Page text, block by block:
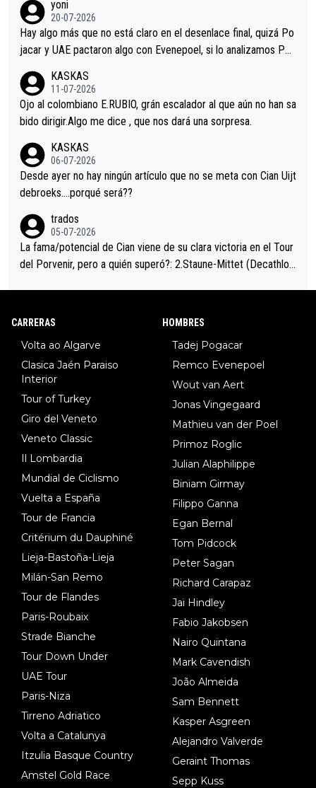
permaneció pegado a su rueda. Parecía increíble la forma en l
a que era capaz de controlar el miedo", recordó."
yoni
20-07-2026
Hay algo más que no está claro en el desenlace final, quizá Po
jacar y UAE pactaron algo con Evenepoel, si lo analizamos Poj
i sin pedalear, luego está el saludo con Evenepoel dándose la
mano de una manera muy fraternal, más allá de los típicos toqu
es en el hombro con que saludaba a Vingegard. Ahí hubo una in
eta, a ver si por querer poner a Del Toro con calzador en posi
ción de podio UAE y Pojacar se van complicar el tour.
KASKAS
11-07-2026
Ojo al colombiano E.RUBIO, grán escalador al que aún no han sa
bido dirigir.Algo me dice , que nos dará una sorpresa.
KASKAS
06-07-2026
Desde ayer no hay ningún artículo que no se meta con Cian Uijt
debroeks….porqué será??
trados
05-07-2026
La fama/potencial de Cian viene de su clara victoria en el Tour
del Porvenir, pero a quién superó?: 2.Staune-Mittet (Decathlon,
CARRERAS
Volta ao Algarve
Clasica Jaén Paraiso
Interior
Tour of Turkey
Giro del Veneto
Veneto Classic
Il Lombardia
Mundial de Ciclismo
Vuelta a España
Tour de Francia
Critérium du Dauphiné
Lieja-Bastoña-Lieja
Milán-San Remo
Tour de Flandes
Paris-Roubaix
Strade Bianche
Tour Down Under
UAE Tour
Paris-Niza
Tirreno Adriatico
Volta a Catalunya
Itzulia Basque Country
Amstel Gold Race
HOMBRES
Tadej Pogacar
Remco Evenepoel
Wout van Aert
Jonas Vingegaard
Mathieu van der Poel
Primoz Roglic
Julian Alaphilippe
Biniam Girmay
Filippo Ganna
Egan Bernal
Tom Pidcock
Peter Sagan
Richard Carapaz
Jai Hindley
Fabio Jakobsen
Nairo Quintana
Mark Cavendish
João Almeida
Sam Bennett
Kasper Asgreen
Alejandro Valverde
Geraint Thomas
Sepp Kuss